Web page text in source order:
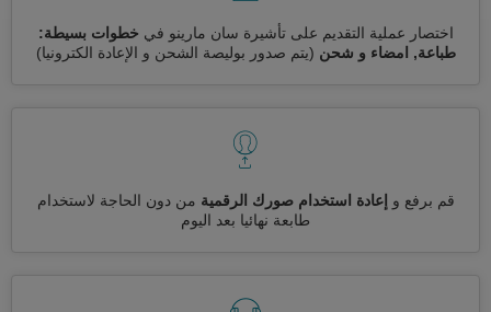
اختصار عملية التقديم على تأشيرة سان مارينو في خطوات بسيطة:
طباعة, امضاء و شحن (يتم صدور بوليصة الشحن و الإعادة الكترونيا)
قم برفع و إعادة استخدام صورك الرقمية من دون الحاجة لاستخدام
طابعة نهائيا بعد اليوم